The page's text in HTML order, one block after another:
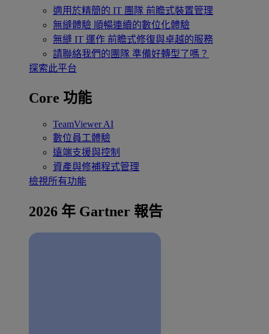
適用於精簡的 IT 團隊 前瞻式裝置管理
無縫體驗 順暢連續的數位化體驗
無縫 IT 運作 前瞻式修復與卓越的服務
請聯絡我們的團隊 準備好轉型了嗎？
探索此平台
Core 功能
TeamViewer AI
數位員工體驗
遠端支援與控制
資產與修補程式管理
檢視所有功能
2026 年 Gartner 報告